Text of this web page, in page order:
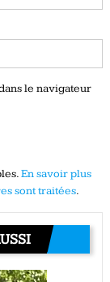
le navigateur
En savoir plus
sont traitées.